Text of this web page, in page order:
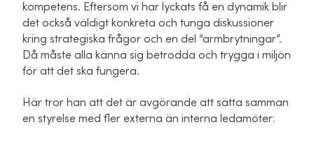
kompetens. Eftersom vi har lyckats få en dynamik blir
det också väldigt konkreta och tunga diskussioner
kring strategiska frågor och en del “armbrytningar”.
Då måste alla känna sig betrodda och trygga i miljön
för att det ska fungera.
Här tror han att det är avgörande att sätta samman
en styrelse med fler externa än interna ledamöter: